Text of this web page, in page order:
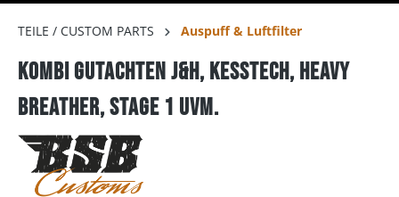
TEILE / CUSTOM PARTS Auspuff & Luftfilter
Kombi Gutachten J&H, Kesstech, Heavy
Breather, Stage 1 uvm.